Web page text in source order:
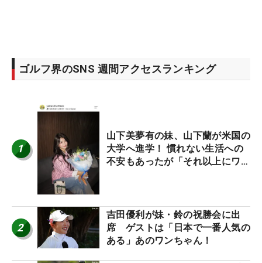
ゴルフ界のSNS 週間アクセスランキング
1
山下美夢有の妹、山下蘭が米国の
大学へ進学！ 慣れない生活への
不安もあったが「それ以上にワク
2
吉田優利が妹・鈴の祝勝会に出
席 ゲストは「日本で一番人気の
ある」あのワンちゃん！